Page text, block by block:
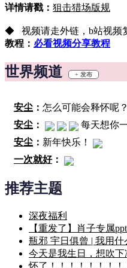
详情请戳： 狙击猎场版规
◆ 视频请走外链，b站视频
教程： 必看视频分享教程
世界频道 + 发布
安尘 ： 怎么可能会释怀呢
安尘 ： 每天想你
安尘 ： 新年快乐！
一次就好：
安尘：
一次就好：
安尘
：来日方长
安尘：
安尘：
推荐主题
深夜福利
【重发了】肖子专属
瓶邪 宇日俱曾 | 我用
今天是我生日，想吹下